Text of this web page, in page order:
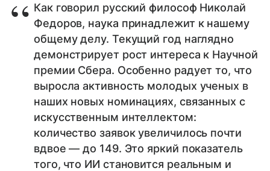
Как говорил русский философ Николай
Федоров, наука принадлежит к нашему
общему делу. Текущий год наглядно
демонстрирует рост интереса к Научной
премии Сбера. Особенно радует то, что
выросла активность молодых ученых в
наших новых номинациях, связанных с
искусственным интеллектом:
количество заявок увеличилось почти
вдвое — до 149. Это яркий показатель
того, что ИИ становится реальным и